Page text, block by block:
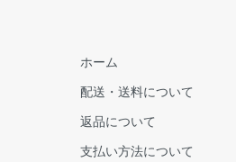
ホーム
配送・送料について
返品について
支払い方法について